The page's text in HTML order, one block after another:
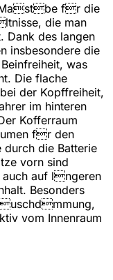
Mastbe fr die
die man
Dank des langen
insbesondere die
was
Die flache
der Kopffreiheit,
im hinteren
Kofferraum
fr den
die Batterie
vorn sind
auch auf lngeren
Besonders
vom Innenraum